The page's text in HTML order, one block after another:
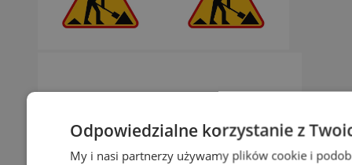
Odpowiedzialne korzystanie z
My i nasi partnerzy używamy plików cookie i